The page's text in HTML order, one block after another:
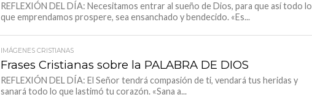
REFLEXIÓN DEL DÍA: Necesitamos entrar al sueño de Dios, para que así todo lo
que emprendamos prospere, sea ensanchado y bendecido. «Es...
IMÁGENES CRISTIANAS
Frases Cristianas sobre la PALABRA DE DIOS
REFLEXIÓN DEL DÍA: El Señor tendrá compasión de ti, vendará tus heridas y
sanará todo lo que lastimó tu corazón. «Sana a...